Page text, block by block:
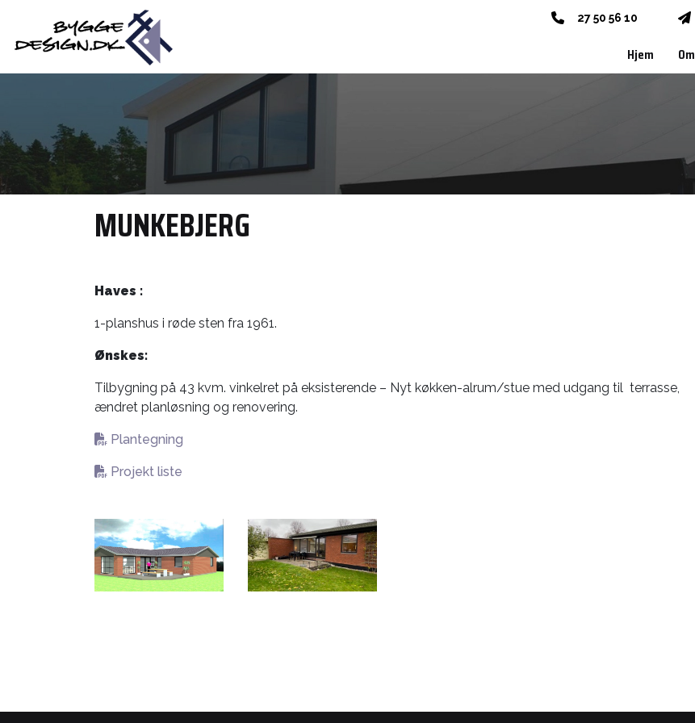
hovedindhold
27 50 56 10
Hjem Om
MUNKEBJERG
Haves :
1-planshus i røde sten fra 1961.
Ønskes:
Tilbygning på 43 kvm. vinkelret på eksisterende – Nyt køkken-alrum/stue med udgang til terrasse,
ændret planløsning og renovering.
Plantegning
Projekt liste